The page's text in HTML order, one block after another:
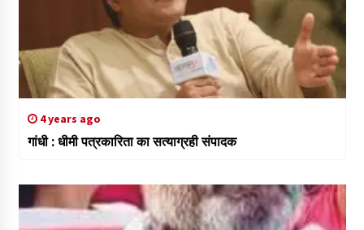
4 years ago
गांधी : धीमी पत्रकारिता का सत्याग्रही संपादक